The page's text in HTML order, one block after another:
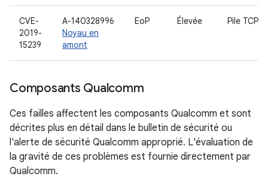
CVE-
2019-
15239
A-140328996
Noyau en
amont
EoP Élevée Pile TCP
Composants Qualcomm
Ces failles affectent les composants Qualcomm et sont
décrites plus en détail dans le bulletin de sécurité ou
l'alerte de sécurité Qualcomm approprié. L'évaluation de
la gravité de ces problèmes est fournie directement par
Qualcomm.